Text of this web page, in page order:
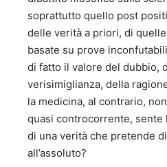
soprattutto quello post
delle verità a priori, di
basate su prove
di fatto il valore del dubbio,
verisimiglianza, della
la medicina, al contrario,
quasi controcorrente, sente
di una verità che pretende
all’assoluto?